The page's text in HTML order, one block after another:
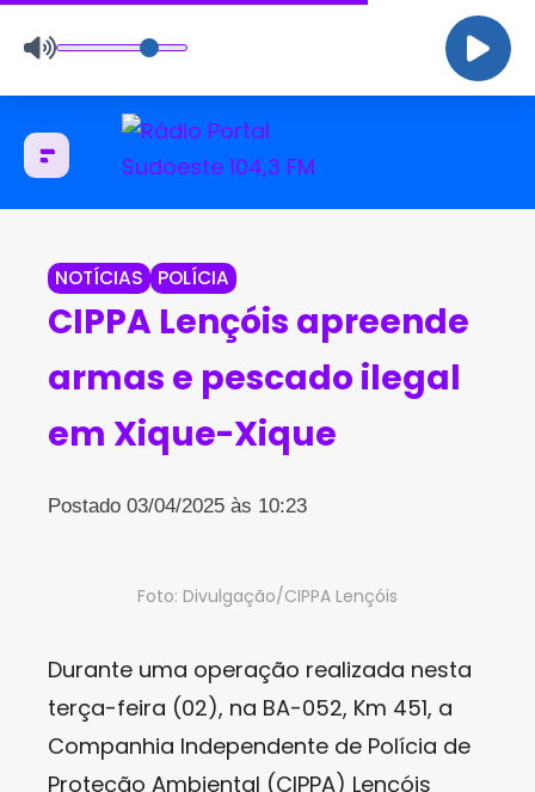
NOTÍCIAS POLÍCIA
CIPPA Lençóis apreende
armas e pescado ilegal
em Xique-Xique
Postado 03/04/2025 às 10:23
Foto: Divulgação/CIPPA Lençóis
Durante uma operação realizada nesta
terça-feira (02), na BA-052, Km 451, a
Companhia Independente de Polícia de
Proteção Ambiental (CIPPA) Lençóis